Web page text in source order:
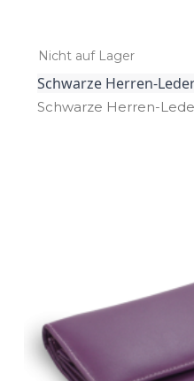
Nicht auf Lager
Schwarze Herren-
Schwarze Herren­-